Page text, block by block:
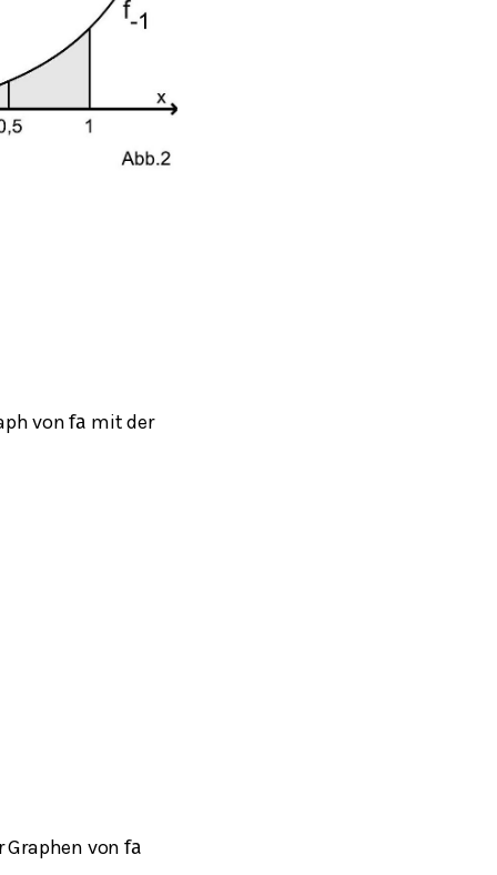
vonfa mit der
Graphen vonfa